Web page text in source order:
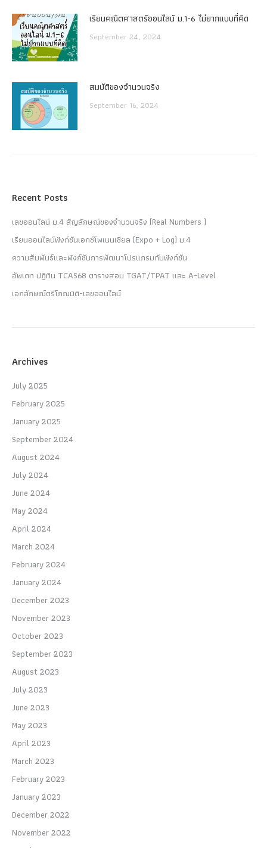
เรียนคณิตศาสตร์ออนไลน์ ม.1-6 ไม่ยากแบบที่คิด
September 24, 2024
สมบัติของจำนวนจริง
September 16, 2024
Recent Posts
เลขออนไลน์ ม.4 สัญลักษณ์ของจำนวนจริง (Real Numbers )
เรียนออนไลน์ฟังก์ชันเอกซ์โพเนนเชียล (Expo + Log) ม.4
ความสัมพันธ์และฟังก์ชันการพัฒนาโปรแกรมกับฟังก์ชัน
อัพเดท ปฏิทิน TCAS68 ตารางสอบ TGAT/TPAT และ A-Level
เอกลักษณ์ตรีโกณมิติ-เลขออนไลน์
Archives
July 2025
February 2025
January 2025
September 2024
August 2024
July 2024
June 2024
May 2024
April 2024
March 2024
February 2024
January 2024
December 2023
November 2023
October 2023
September 2023
August 2023
July 2023
June 2023
May 2023
April 2023
March 2023
February 2023
January 2023
December 2022
November 2022